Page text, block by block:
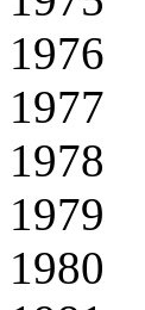
1976
1977
1978
1979
1980